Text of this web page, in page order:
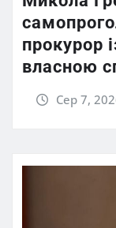
прокурор
власною
Сер 7,